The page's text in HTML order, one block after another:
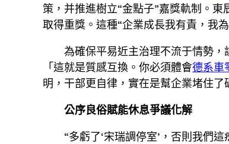
策，并推進樹立“金點子”嘉獎軌制。
取得重獎。這種“企業成長我有責，我
為確保平易近主治理不流于情勢
「這就是質感互換。你必須體會德系車
明，干部更自律，實在是幫企業堵住了
公序良俗賦能休息爭議化解
“多虧了‘宋瑞調停室’，否則我們